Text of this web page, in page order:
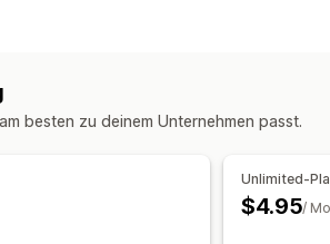
besten zu deinem Unternehmen passt.
Unlimited-
$4.95/